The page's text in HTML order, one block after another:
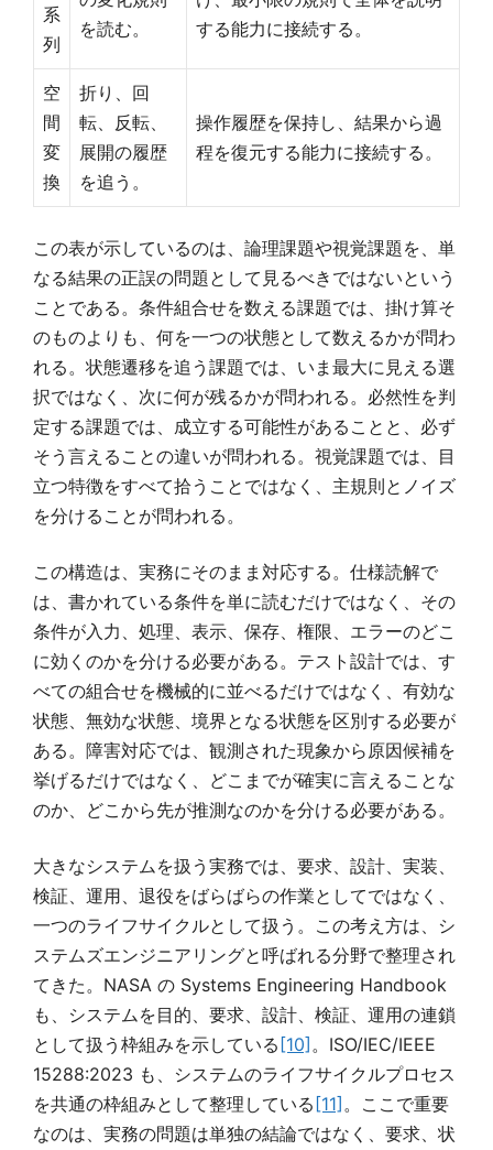
系
列
を読む。
する能力に接続する。
空
間
変
換
折り、回
転、反転、
展開の履歴
を追う。
操作履歴を保持し、結果から過
程を復元する能力に接続する。
この表が示しているのは、論理課題や視覚課題を、単
なる結果の正誤の問題として見るべきではないという
ことである。条件組合せを数える課題では、掛け算そ
のものよりも、何を一つの状態として数えるかが問わ
れる。状態遷移を追う課題では、いま最大に見える選
択ではなく、次に何が残るかが問われる。必然性を判
定する課題では、成立する可能性があることと、必ず
そう言えることの違いが問われる。視覚課題では、目
立つ特徴をすべて拾うことではなく、主規則とノイズ
を分けることが問われる。
この構造は、実務にそのまま対応する。仕様読解で
は、書かれている条件を単に読むだけではなく、その
条件が入力、処理、表示、保存、権限、エラーのどこ
に効くのかを分ける必要がある。テスト設計では、す
べての組合せを機械的に並べるだけではなく、有効な
状態、無効な状態、境界となる状態を区別する必要が
ある。障害対応では、観測された現象から原因候補を
挙げるだけではなく、どこまでが確実に言えることな
のか、どこから先が推測なのかを分ける必要がある。
大きなシステムを扱う実務では、要求、設計、実装、
検証、運用、退役をばらばらの作業としてではなく、
一つのライフサイクルとして扱う。この考え方は、シ
ステムズエンジニアリングと呼ばれる分野で整理され
てきた。NASA の Systems Engineering Handbook
も、システムを目的、要求、設計、検証、運用の連鎖
として扱う枠組みを示している[10] 。ISO/IEC/IEEE
15288:2023 も、システムのライフサイクルプロセス
を共通の枠組みとして整理している[11] 。ここで重要
なのは、実務の問題は単独の結論ではなく、要求、状